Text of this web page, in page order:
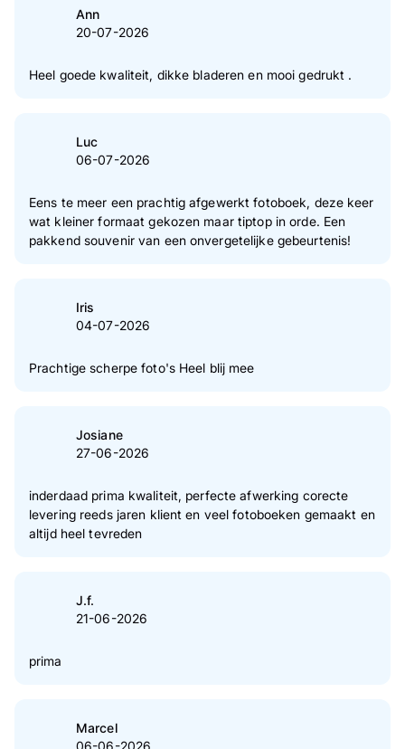
Ster(ren)
Ster(ren)
2 Ster(ren)
Ann
20-07-2026
Heel goede kwaliteit, dikke bladeren en mooi gedrukt .
Luc
06-07-2026
Eens te meer een prachtig afgewerkt fotoboek, deze keer
wat kleiner formaat gekozen maar tiptop in orde. Een
pakkend souvenir van een onvergetelijke gebeurtenis!
Iris
04-07-2026
Prachtige scherpe foto's Heel blij mee
Josiane
27-06-2026
inderdaad prima kwaliteit, perfecte afwerking corecte
levering reeds jaren klient en veel fotoboeken gemaakt en
altijd heel tevreden
J.f.
21-06-2026
prima
Marcel
06-06-2026